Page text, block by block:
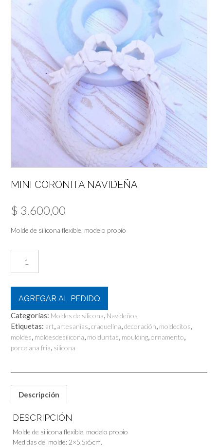
MINI CORONITA NAVIDEÑA
$ 3.600,00
Molde de silicona flexible, modelo propio
Coronita
Navideña
cantidad
AGREGAR AL PEDIDO
Categorías: Moldes de silicona, Navideños
Etiquetas: art, artesanías,craquelina,decoración, moldecitos,
moldes, moldesdesilicona, molduritas, moulding,ornamento,
porcelana fria, silicona
Descripción
DESCRIPCIÓN
Molde de silicona flexible, modelo propio
Medidas del molde: 2×5,5x5cm.